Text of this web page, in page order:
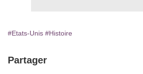
#Etats-Unis #Histoire
Partager